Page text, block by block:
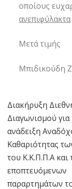
οποίους
ανεπιφύλακτα
Μετά τιμής
Μπιδικούδη
Πλοήγηση
άρθρων
Διακήρυξη
Διαγωνισμού για
ανάδειξη
Καθαριότητας
του Κ.Κ.Π.Π.Α και
εποπτευόμενων
παραρτημάτων